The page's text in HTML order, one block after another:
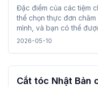
theo vấn đề về
Đặc điểm của các tiệm
thể chọn thực đơn
mình, và bạn có thể
trong các liệu pháp nhẹ
khăn và bạn có thể
2026-05-10
Cắt tóc Nhật Bản